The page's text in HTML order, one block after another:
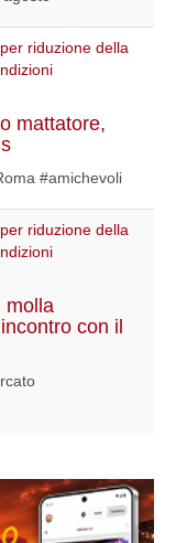
mattatore,
#amichevoli
molla
con il